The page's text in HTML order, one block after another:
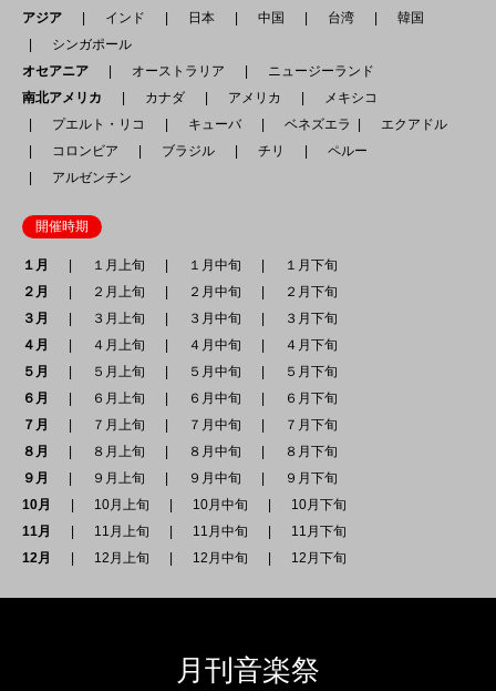
アジア
インド 日本 中国 台湾
韓国
シンガポール
オセアニア
オーストラリア
ニュージーランド
南北アメリカ
カナダ アメリカ
メキシコ
プエルト・リコ
キューバ ベネズエラ
エクアドル
コロンビア
ブラジル チリ
ペルー
アルゼンチン
開催時期
１月 １月上旬 １月中旬
１月下旬
２月
２月上旬 ２月中旬
２月下旬
３月
３月上旬 ３月中旬
３月下旬
４月
４月上旬 ４月中旬
４月下旬
５月
５月上旬 ５月中旬
５月下旬
６月
６月上旬 ６月中旬
６月下旬
７月
７月上旬 ７月中旬
７月下旬
８月
８月上旬 ８月中旬
８月下旬
９月
９月上旬 ９月中旬
９月下旬
10月
10月上旬 10月中旬
10月下旬
11月
11月上旬 11月中旬
11月下旬
12月
12月上旬 12月中旬 12月下旬
月刊音楽祭